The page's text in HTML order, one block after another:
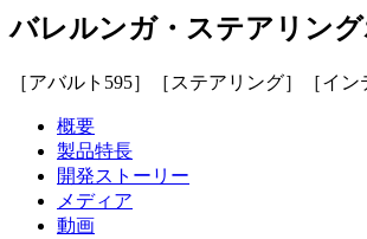
バレルンガ・ステアリン
［アバルト595］［ステアリング］［イン
概要
製品特長
開発ストーリー
メディア
動画